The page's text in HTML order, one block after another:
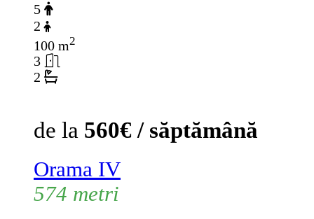
5
2
100 m2
3
2
de la 560€ / săptămână
Orama IV
574 metri